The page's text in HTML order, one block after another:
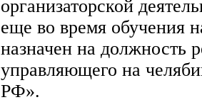
организаторской
еще во время обучения
назначен на должность
управляющего на
РФ».